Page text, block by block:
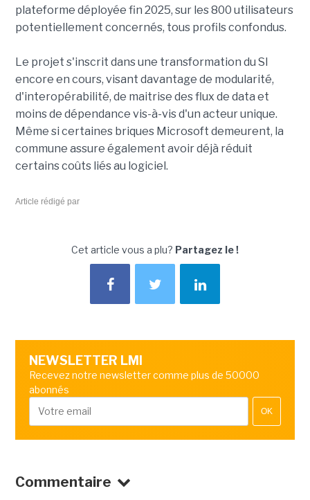
plateforme déployée fin 2025, sur les 800 utilisateurs
potentiellement concernés, tous profils confondus.
Le projet s'inscrit dans une transformation du SI
encore en cours, visant davantage de modularité,
d'interopérabilité, de maitrise des flux de data et
moins de dépendance vis-à-vis d'un acteur unique.
Même si certaines briques Microsoft demeurent, la
commune assure également avoir déjà réduit
certains coûts liés au logiciel.
Article rédigé par
Cet article vous a plu? Partagez le !
NEWSLETTER LMI
Recevez notre newsletter comme plus de 50000
abonnés
OK
Commentaire